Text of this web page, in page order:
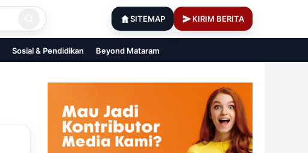
SITEMAP KIRIM BERITA
Sosial & Pendidikan Beyond Mataram